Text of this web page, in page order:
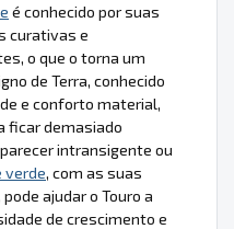
é conhecido por suas
curativas e
o que o torna um
de Terra, conhecido
e conforto material,
ficar demasiado
intransigente ou
verde, com as suas
ajudar o Touro a
de crescimento e